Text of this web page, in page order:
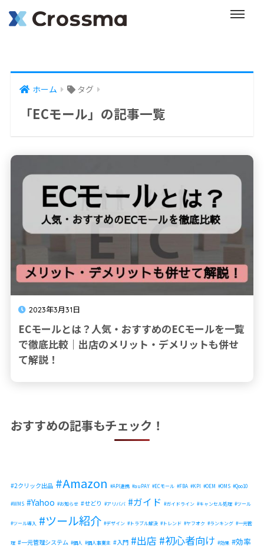
ホーム タグ
「ECモール」の記事一覧
2023年3月31日
ECモールとは？人気・おすすめのECモールを一覧
で徹底比較｜出店のメリット・デメリットも併せ
て解説！
おすすめの記事もチェック！
2クリック出品 Amazon API連携 auPAY ECモール FBA KPI OEM OMS Qoo10
WMS Yahoo お知らせ せどり アリババ ガイド ガイドライン キャンセル処理 ツール
ツール導入 ツール紹介 デザイン トラブル解決 トレンド ヤフオク ランキング 一元管
理 一元管理システム 個人 個人事業主 入門 出店 初心者向け 効果
効率